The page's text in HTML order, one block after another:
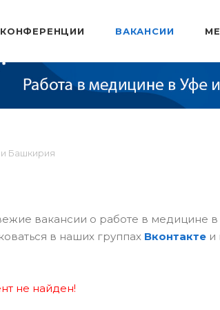
КОНФЕРЕНЦИИ ВАКАНСИИ
Башкирия
вакансии о работе в медицине
в наших группах Вконтактеи
не найден!